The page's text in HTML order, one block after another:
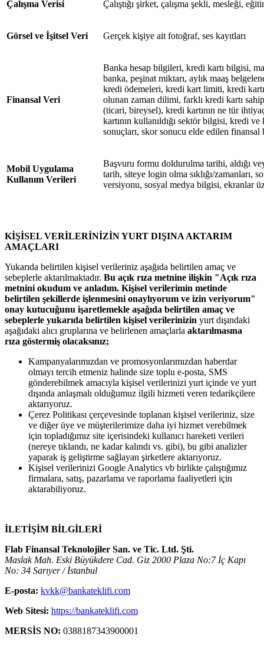
Çalışma Verisi Çalıştığı şirket, çalışma şekli, mesleği,
Görsel ve İşitsel Veri Gerçek kişiye ait fotoğraf, ses kayıtları
Finansal Veri
Banka hesap bilgileri, kredi kartı bilgisi,
banka, peşinat miktarı, aylık maaş
kredi ödemeleri, kredi kart limiti, kredi
olunan zaman dilimi, farklı kredi kartı
(ticari, bireysel), kredi kartının ne tür
kartının kullanıldığı sektör bilgisi, kredi
sonuçları, skor sonucu elde edilen finansal
Mobil Uygulama
Kullanım Verileri
Başvuru formu doldurulma tarihi, aldığı
tarih, siteye login olma sıklığı/zamanları,
versiyonu, sosyal medya bilgisi, ekranlar
KİŞİSEL VERİLERİNİZİN YURT DIŞINA AKTARIM
AMAÇLARI
Yukarıda belirtilen kişisel verileriniz aşağıda belirtilen amaç ve
sebeplerle aktarılmaktadır. Bu açık rıza metnine ilişkin "Açık rıza
metnini okudum ve anladım. Kişisel verilerimin metinde
belirtilen şekillerde işlenmesini onaylıyorum ve izin veriyorum"
onay kutucuğunu işaretlemekle aşağıda belirtilen amaç ve
sebeplerle yukarıda belirtilen kişisel verilerinizin yurt dışındaki
aşağıdaki alıcı gruplarına ve belirlenen amaçlarla aktarılmasına
rıza göstermiş olacaksınız;
Kampanyalarımızdan ve promosyonlarımızdan haberdar
olmayı tercih etmeniz halinde size toplu e-posta, SMS
gönderebilmek amacıyla kişisel verilerinizi yurt içinde ve yurt
dışında anlaşmalı olduğumuz ilgili hizmeti veren tedarikçilere
aktarıyoruz.
Çerez Politikası çerçevesinde toplanan kişisel verileriniz, size
ve diğer üye ve müşterilerimize daha iyi hizmet verebilmek
için topladığımız site içerisindeki kullanıcı hareketi verileri
(nereye tıklandı, ne kadar kalındı vs. gibi), bu gibi analizler
yaparak iş geliştirme sağlayan şirketlere aktarıyoruz.
Kişisel verilerinizi Google Analytics vb birlikte çalıştığımız
firmalara, satış, pazarlama ve raporlama faaliyetleri için
aktarabiliyoruz.
İLETİŞİM BİLGİLERİ
Flab Finansal Teknolojiler San. ve Tic. Ltd. Şti.
Maslak Mah. Eski Büyükdere Cad. Giz 2000 Plaza No:7 İç Kapı
No: 34 Sarıyer / İstanbul
E-posta: kvkk@bankateklifi.com
Web Sitesi: https://bankateklifi.com
MERSİS NO: 0388187343900001